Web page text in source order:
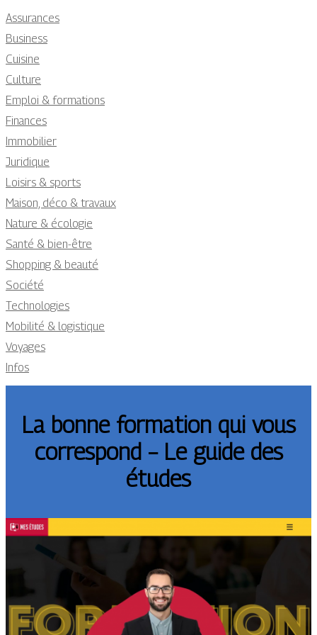
Assurances
Business
Cuisine
Culture
Emploi & formations
Finances
Immobilier
Juridique
Loisirs & sports
Maison, déco & travaux
Nature & écologie
Santé & bien-être
Shopping & beauté
Société
Technologies
Mobilité & logistique
Voyages
Infos
La bonne formation qui vous
correspond – Le guide des
études